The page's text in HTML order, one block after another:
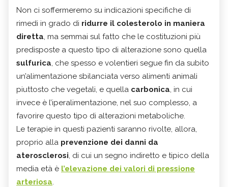
Non ci soffermeremo su indicazioni specifiche di
rimedi in grado di ridurre il colesterolo in maniera
diretta, ma semmai sul fatto che le costituzioni più
predisposte a questo tipo di alterazione sono quella
sulfurica, che spesso e volentieri segue fin da subito
un’alimentazione sbilanciata verso alimenti animali
piuttosto che vegetali, e quella carbonica, in cui
invece è l’iperalimentazione, nel suo complesso, a
favorire questo tipo di alterazioni metaboliche.
Le terapie in questi pazienti saranno rivolte, allora,
proprio alla prevenzione dei danni da
aterosclerosi, di cui un segno indiretto e tipico della
media età è l’elevazione dei valori di pressione
arteriosa.